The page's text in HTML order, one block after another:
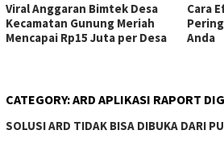
Viral Anggaran Bimtek Desa
Kecamatan Gunung Meriah
Mencapai Rp15 Juta per Desa
Cara
Anda
CATEGORY:ARD APLIKASI RAPORT
SOLUSI ARD TIDAK BISA DIBUKA DARI